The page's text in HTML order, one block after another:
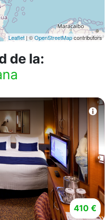
Leaflet| ©OpenStreetMapcontributors
de la:
410 €